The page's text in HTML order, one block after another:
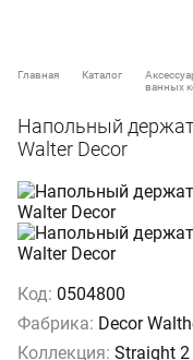
Главная Каталог
ванных
Напольный
Walter Decor
Код: 0504800
Фабрика: Decor
Коллекция: Straight 2